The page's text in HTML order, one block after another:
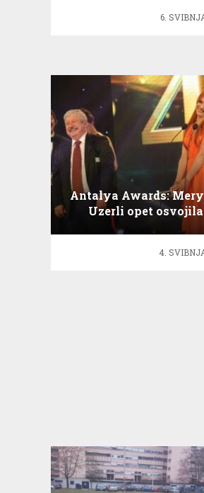
6.
Antalya Awards:
Uzerli opet osvojila
nagradu za najbolju
4.